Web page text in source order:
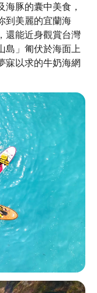
豚的囊中美食，
到美麗的宜蘭海
還能近身觀賞台灣
島」匍伏於海面上
寐以求的牛奶海網